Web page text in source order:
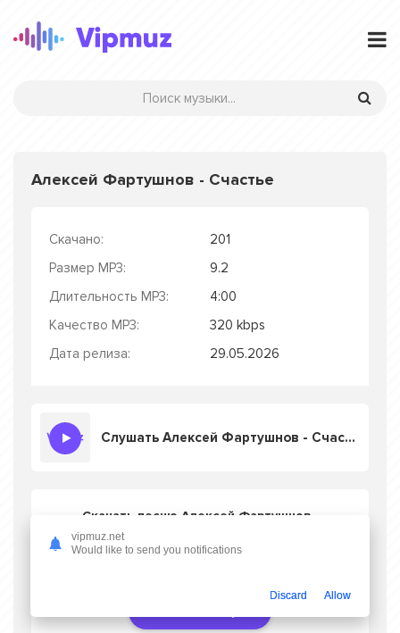
Алексей Фартушнов - Счастье
Скачано:
201
Размер MP3:
9.2
Длительность MP3:
4:00
Качество MP3:
320 kbps
Дата релиза:
29.05.2026
Слушать Алексей Фартушнов - Счастье
Скачать песню Алексей Фартушнов -
Счастье
бесплатно
vipmuz.net
Would like to send you notifications
Discard Allow